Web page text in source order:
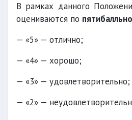
В рамках данного
оцениваются по
— «5» — отлично;
— «4» — хорошо;
— «3» — удовлетворительно;
— «2» —